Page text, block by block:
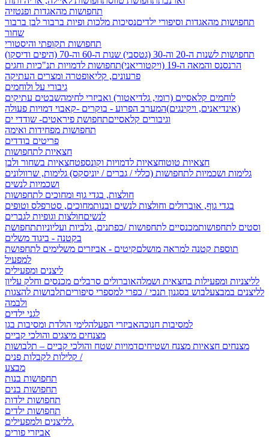
תחפושות מהאגדות ופנטזיה
תחפושות מהאגדות וסיפורי ילדיםנסיכות מלכות ופיות ברבור לבן ברבור
שחור
תחפושות תקופתי והיסטורי
תחפושות לשנות ה-20 וה-30 (גטסבי)
שנות ה-60 וה-70 (היפים ודיסקו)
הרנסנס והמאה ה-19 (ויקטוריאני)
תחפושות לדמויות תנ"כיות וחגים
פרעונים, קליאופטרה ומצרים העתיקה
גיבורי על ולוחמים
לוחמים קלאסיים (רומי, גלדיאטור) ואביזרי לחימהשבטים עתיקים
(אינדיאנים, ויקינגים)המערב הפרוע - בוקרים -קאבוי דמויות פעולה
וגיבורים קלאסייםתחפושת פיראטים- שודדי ים
תחפושות מפחידות ואימה
פריטים בודדים
חצאיות לתחפושות
חצאיות טוטוחצאיות לדמויות וקונספטחצאיות בשחור ולבן
גלימות ושכמיות לתחפושות (כללי / גברים / יוניסקס) גלימות, שרוולונים
ושכמיות לנשים
חולצות, בגדי גוף ומחוכים לתחפושות
בגדי גוף, אוברולים וחולצות לנשים ובנותמחוכים, סטרפלס וטופים
לנשיםחולצות וגופיות לגברים
וסטים לתחפושותמכנסיים לתחפושות /כפתנים, גלביות ועליוניותתחפושת
בקטנה - ביגוד משלים
תוספת קטנה למראה מושלםקיטים - אביזרים משלימים לתחפושת
למפעיל
ליצנים ומפעילים
לליצניות ומפעילות בחצאית ושמלהאוברולים סרבלים מכנסים וחלק עליון
לליצנים במבצעלבוש בסגנון תנכי / כפרי למספרי סיפוריםתלבושות להצגות
ולבמה
לגני ילדים
למסיבות חנוכהאביזרי הפעלהלימי הולדת ומסיבות בגן
מצנחים מיצגים והולכי קביים
מצנחים חצאיות מצנח ושטיחיםדמויות שטח והולכי קביים – תלבושות
קלילות לקבלות פנים /
מבצע
תחפושות בנות
תחפושות בנים
תחפושות ילדות
תחפושות ילדים
לליצנים ולמפעילים.
אביזרי פורים